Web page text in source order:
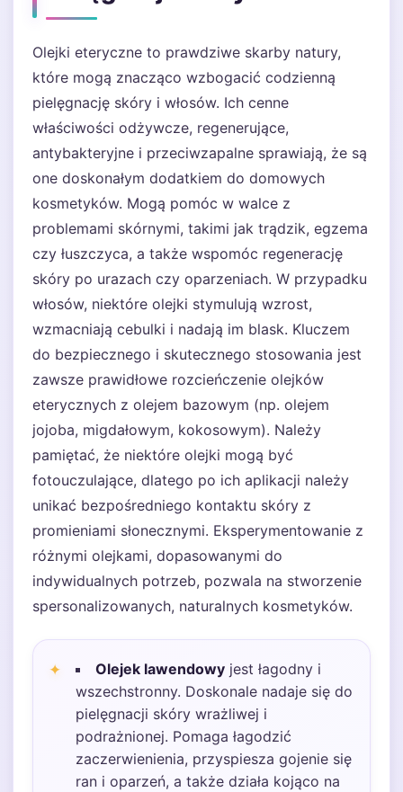
Olejki eteryczne to prawdziwe skarby natury,
które mogą znacząco wzbogacić codzienną
pielęgnację skóry i włosów. Ich cenne
właściwości odżywcze, regenerujące,
antybakteryjne i przeciwzapalne sprawiają, że są
one doskonałym dodatkiem do domowych
kosmetyków. Mogą pomóc w walce z
problemami skórnymi, takimi jak trądzik, egzema
czy łuszczyca, a także wspomóc regenerację
skóry po urazach czy oparzeniach. W przypadku
włosów, niektóre olejki stymulują wzrost,
wzmacniają cebulki i nadają im blask. Kluczem
do bezpiecznego i skutecznego stosowania jest
zawsze prawidłowe rozcieńczenie olejków
eterycznych z olejem bazowym (np. olejem
jojoba, migdałowym, kokosowym). Należy
pamiętać, że niektóre olejki mogą być
fotouczulające, dlatego po ich aplikacji należy
unikać bezpośredniego kontaktu skóry z
promieniami słonecznymi. Eksperymentowanie z
różnymi olejkami, dopasowanymi do
indywidualnych potrzeb, pozwala na stworzenie
spersonalizowanych, naturalnych kosmetyków.
Olejek lawendowy jest łagodny i
wszechstronny. Doskonale nadaje się do
pielęgnacji skóry wrażliwej i
podrażnionej. Pomaga łagodzić
zaczerwienienia, przyspiesza gojenie się
ran i oparzeń, a także działa kojąco na